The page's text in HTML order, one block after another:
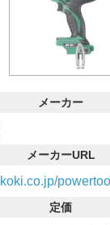
メーカー
メーカーURL
定価